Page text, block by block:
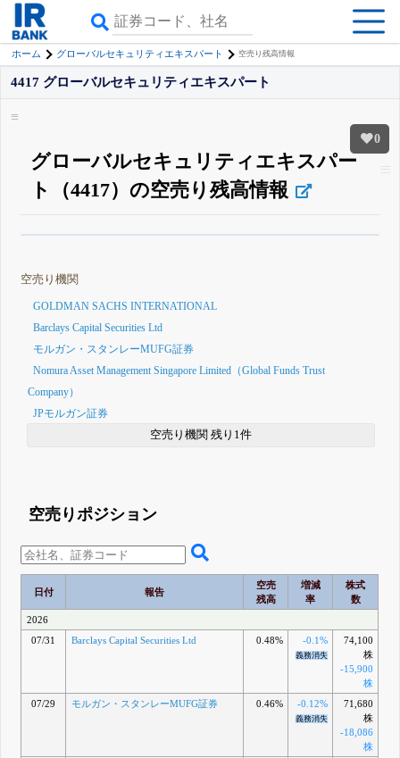
ホーム グローバルセキュリティエキスパート 空売り残高情報
0
4417 グローバルセキュリティエキスパート
グローバルセキュリティエキスパー
ト（4417）の空売り残高情報
登録すると永久30%OFFと米株版の先行利用も付きます
空売り機関
GOLDMAN SACHS INTERNATIONAL
Barclays Capital Securities Ltd
モルガン・スタンレーMUFG証券
Nomura Asset Management Singapore Limited（Global Funds Trust
Company）
JPモルガン証券
空売り機関 残り1件
空売りポジション
日付 報告
空売
残高
増減
率
株式
数
2026
07/31
Barclays Capital Securities Ltd 0.48% -0.1%
義務消失
74,100
株
-15,900
株
07/29
モルガン・スタンレーMUFG証券 0.46% -0.12%
義務消失
71,680
株
-18,086
株